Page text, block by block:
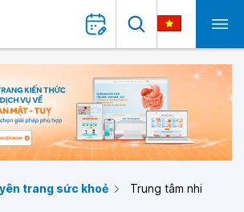
trang sức khoẻ Trung tâm nhi